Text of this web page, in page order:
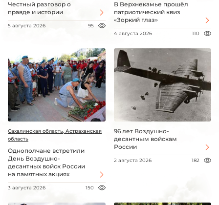
Честный разговор о
правде и истории
5 августа 2026 95
В Верхнекамье прошёл
патриотический квиз
«Зоркий глаз»
4 августа 2026 110
Сахалинская область, Астраханская
область
Однополчане встретили
День Воздушно-
десантных войск России
на памятных акциях
3 августа 2026 150
96 лет Воздушно-
десантным войскам
России
2 августа 2026 182